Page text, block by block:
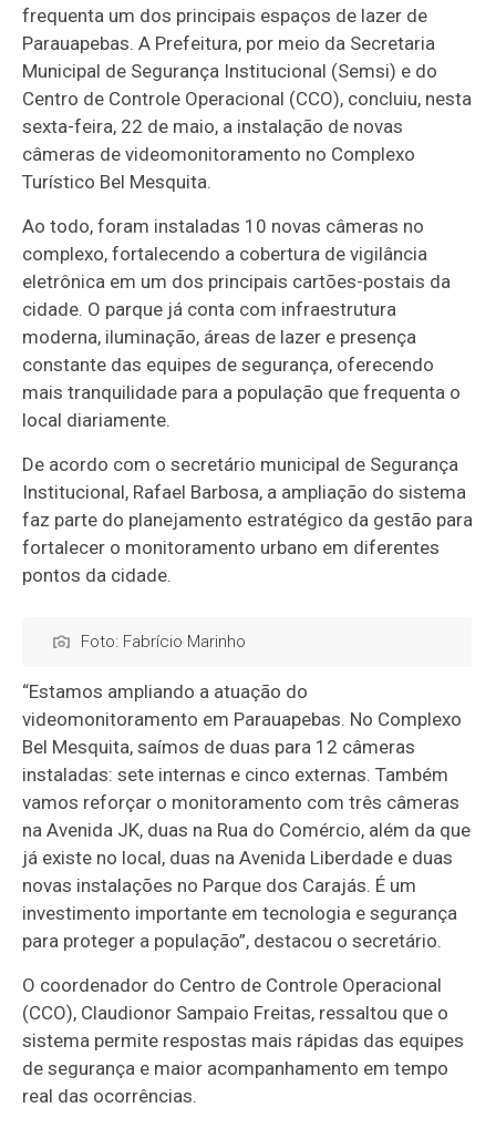
frequenta um dos principais espaços de lazer de
Parauapebas. A Prefeitura, por meio da Secretaria
Municipal de Segurança Institucional (Semsi) e do
Centro de Controle Operacional (CCO), concluiu, nesta
sexta-feira, 22 de maio, a instalação de novas
câmeras de videomonitoramento no Complexo
Turístico Bel Mesquita.
Ao todo, foram instaladas 10 novas câmeras no
complexo, fortalecendo a cobertura de vigilância
eletrônica em um dos principais cartões-postais da
cidade. O parque já conta com infraestrutura
moderna, iluminação, áreas de lazer e presença
constante das equipes de segurança, oferecendo
mais tranquilidade para a população que frequenta o
local diariamente.
De acordo com o secretário municipal de Segurança
Institucional, Rafael Barbosa, a ampliação do sistema
faz parte do planejamento estratégico da gestão para
fortalecer o monitoramento urbano em diferentes
pontos da cidade.
Foto: Fabrício Marinho
“Estamos ampliando a atuação do
videomonitoramento em Parauapebas. No Complexo
Bel Mesquita, saímos de duas para 12 câmeras
instaladas: sete internas e cinco externas. Também
vamos reforçar o monitoramento com três câmeras
na Avenida JK, duas na Rua do Comércio, além da que
já existe no local, duas na Avenida Liberdade e duas
novas instalações no Parque dos Carajás. É um
investimento importante em tecnologia e segurança
para proteger a população”, destacou o secretário.
O coordenador do Centro de Controle Operacional
(CCO), Claudionor Sampaio Freitas, ressaltou que o
sistema permite respostas mais rápidas das equipes
de segurança e maior acompanhamento em tempo
real das ocorrências.